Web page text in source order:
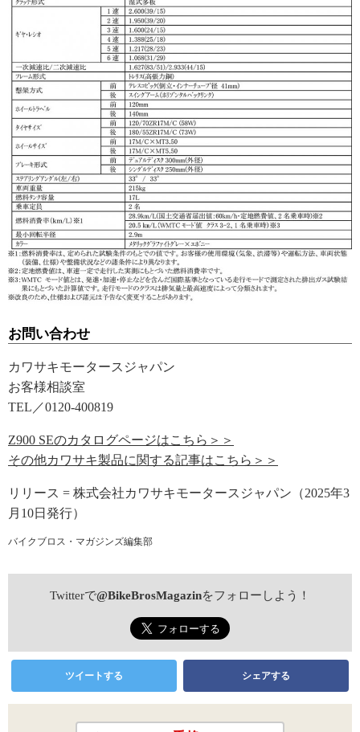
お問い合わせ
カワサキモータースジャパン
お客様相談室
TEL／0120-400819
Z900 SEのカタログページはこちら＞＞
その他カワサキ製品に関する記事はこちら＞＞
リリース = 株式会社カワサキモータースジャパン（2025年3
月10日発行）
バイクブロス・マガジンズ編集部
Twitterで@BikeBrosMagazinをフォローしよう！
ツイートする シェアする